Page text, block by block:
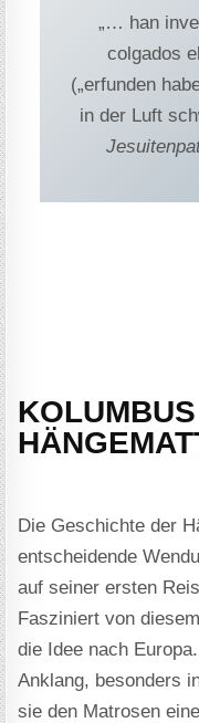
„… han
colgados
(„erfunden
in der Luft
Die Geschichte der
entscheidende
auf seiner ersten
Fasziniert von
die Idee nach
Anklang, besonders
sie den Matrosen